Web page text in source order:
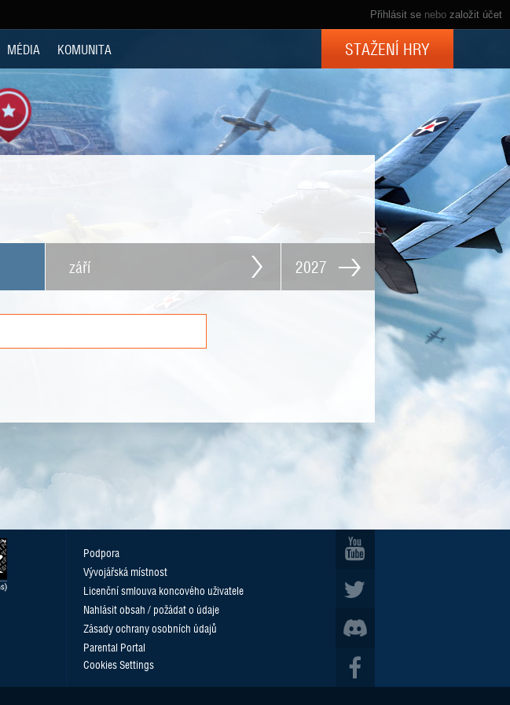
Přihlásit se nebo založit účet
MÉDIA KOMUNITA STAŽENÍ HRY
září 2027
Podpora
Vývojářská místnost
Licenční smlouva koncového uživatele
Nahlásit obsah / požádat o údaje
Zásady ochrany osobních údajů
Parental Portal
Cookies Settings